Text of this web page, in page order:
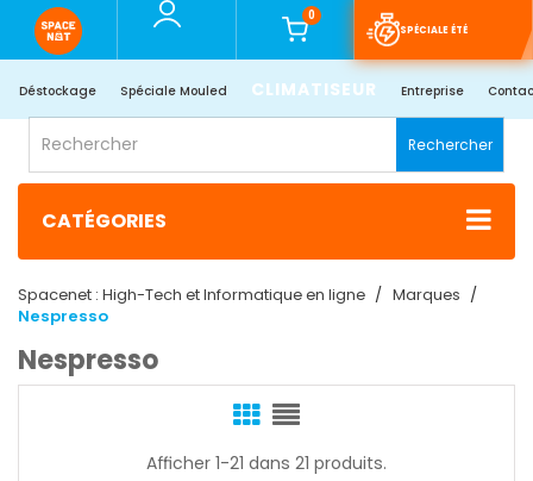
0
SPÉCIALE ÉTÉ
Déstockage Spéciale Mouled CLIMATISEUR Entreprise
Rechercher
CATÉGORIES
Spacenet : High-Tech et Informatique en ligne
Marques
Nespresso
Nespresso
Afficher 1-21 dans 21 produits.